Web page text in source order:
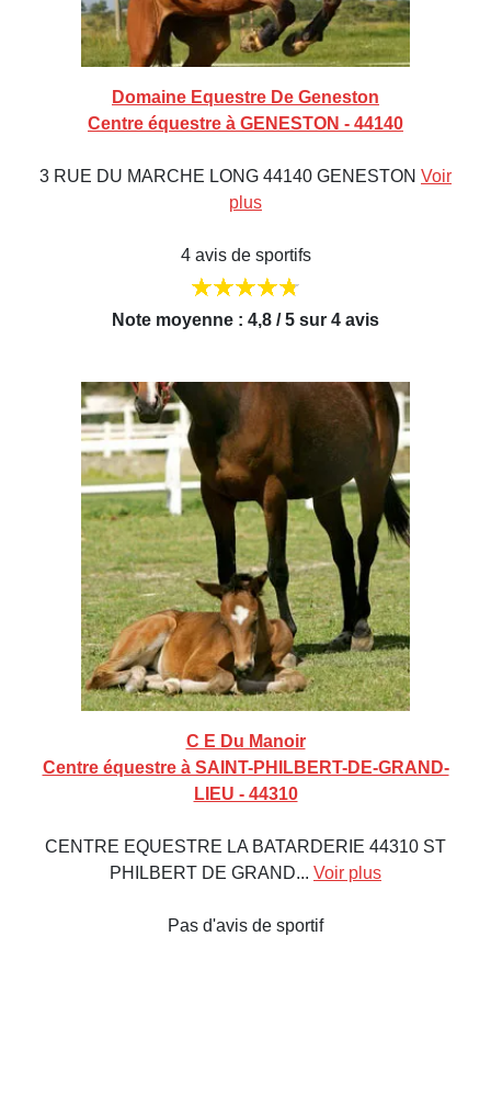
Domaine Equestre De Geneston
Centre équestre à GENESTON - 44140
3 RUE DU MARCHE LONG 44140 GENESTON Voir
plus
4 avis de sportifs
Note moyenne : 4,8 / 5 sur 4 avis
C E Du Manoir
Centre équestre à SAINT-PHILBERT-DE-GRAND-
LIEU - 44310
CENTRE EQUESTRE LA BATARDERIE 44310 ST
PHILBERT DE GRAND... Voir plus
Pas d'avis de sportif